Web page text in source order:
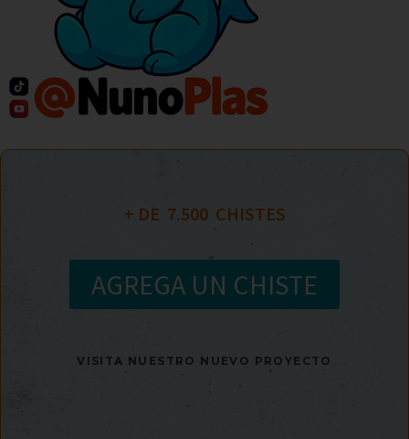
+ DE 7.500
  CHISTES
AGREGA UN CHISTE
VISITA NUESTRO NUEVO PROYECTO